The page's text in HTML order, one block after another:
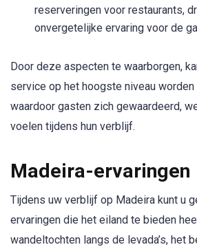
reserveringen voor restaurants,
onvergetelijke ervaring voor de
Door deze aspecten te waarborgen,
service op het hoogste niveau worden
waardoor gasten zich gewaardeerd,
voelen tijdens hun verblijf.
Madeira-ervaringen
Tijdens uw verblijf op Madeira kunt u
ervaringen die het eiland te bieden
wandeltochten langs de levada’s, het